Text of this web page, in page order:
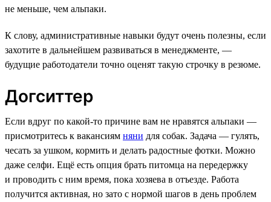
не меньше, чем альпаки.
К слову, административные навыки будут очень полезны, если
захотите в дальнейшем развиваться в менеджменте, —
будущие работодатели точно оценят такую строчку в резюме.
Догситтер
Если вдруг по какой-то причине вам не нравятся альпаки —
присмотритесь к вакансиям няни для собак. Задача — гулять,
чесать за ушком, кормить и делать радостные фотки. Можно
даже селфи. Ещё есть опция брать питомца на передержку
и проводить с ним время, пока хозяева в отъезде. Работа
получится активная, но зато с нормой шагов в день проблем